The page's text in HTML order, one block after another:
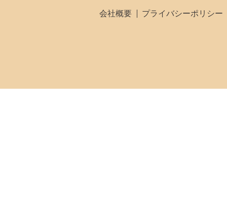
会社概要 プライバシーポリシー